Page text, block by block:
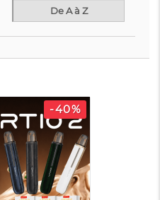
De A à Z
-40%